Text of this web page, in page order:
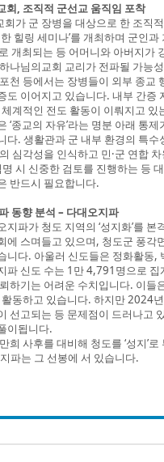
회, 조직적 군선교 움직임 포착
회가 군 장병을 대상으로 한 조직
힐링 세미나’를 개최하며 군인
개최되는 등 어머니와 아버지
나님의교회 교리가 전파될 가능
천 등에서는 장병들이 외부 종교
도 이어지고 있습니다. 내부 간증
계적인 전도 활동이 이뤄지고 있
‘종교의 자유’라는 명분 아래 통
다. 생활관과 군 내부 환경의 특
심각성을 인식하고 민·군 연합
시 신중한 검토를 진행하는 등
반드시 필요합니다.
동향 분석 – 다대오지파
지파가 청도 지역의 ‘성지화’를
에 스며들고 있으며, 청도군 풍각
니다. 아울러 신도들은 정화활동
파 신도 수는 1만 4,791명으로
하기는 어려운 수치입니다. 이
동하고 있습니다. 하지만 2024
선고되는 등 문제점이 드러나고
이됩니다.
희 사후를 대비해 청도를 ‘성지’
파는 그 선봉에 서 있습니다.